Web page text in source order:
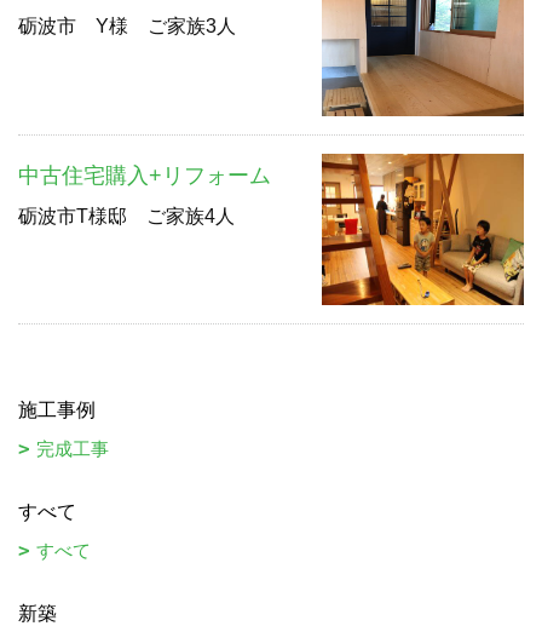
砺波市 Y様 ご家族3人
中古住宅購入+リフォーム
砺波市T様邸 ご家族4人
施工事例
完成工事
すべて
すべて
新築